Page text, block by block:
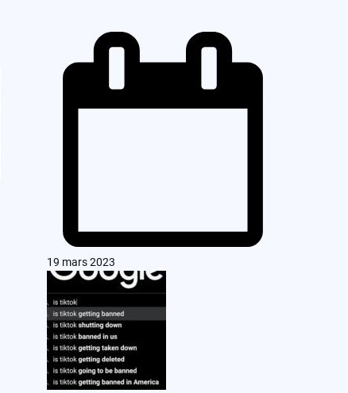
19 mars 2023